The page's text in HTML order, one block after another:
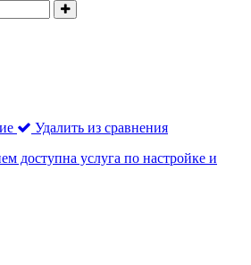
Удалить из сравнения
доступна услуга по настройке и